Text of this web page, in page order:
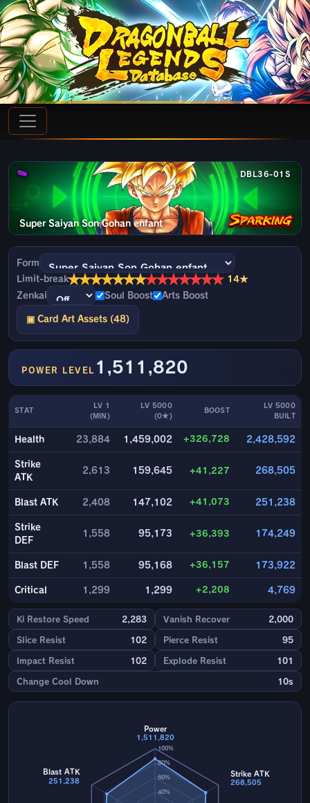
DBL36-01S
Super Saiyan Son Gohan enfant
Form
Limit-break★★★★★★★★★★★★★★ 14★
Zenkai
Soul Boost Arts Boost
▣ Card Art Assets (48)
POWER LEVEL 1,511,820
STAT
LV 1
(MIN)
LV 5000
(0★)
BOOST
LV 5000
BUILT
Health 23,884 1,459,002 +326,728 2,428,592
Strike
ATK
2,613 159,645 +41,227 268,505
Blast ATK 2,408 147,102 +41,073 251,238
Strike
DEF
1,558 95,173 +36,393 174,249
Blast DEF 1,558 95,168 +36,157 173,922
Critical 1,299 1,299 +2,208 4,769
Ki Restore Speed 2,283 Vanish Recover 2,000
Slice Resist 102 Pierce Resist 95
Impact Resist 102 Explode Resist 101
Change Cool Down 10s
40%
60%
80%
100%
Power
1,511,820
Strike ATK
268,505
Blast ATK
251,238